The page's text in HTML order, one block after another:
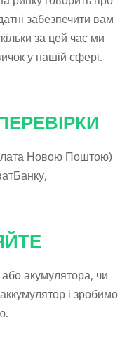
забезпечити вам
за цей час ми
у нашій сфері.
Новою Поштою)
акумулятора, чи
і зробимо